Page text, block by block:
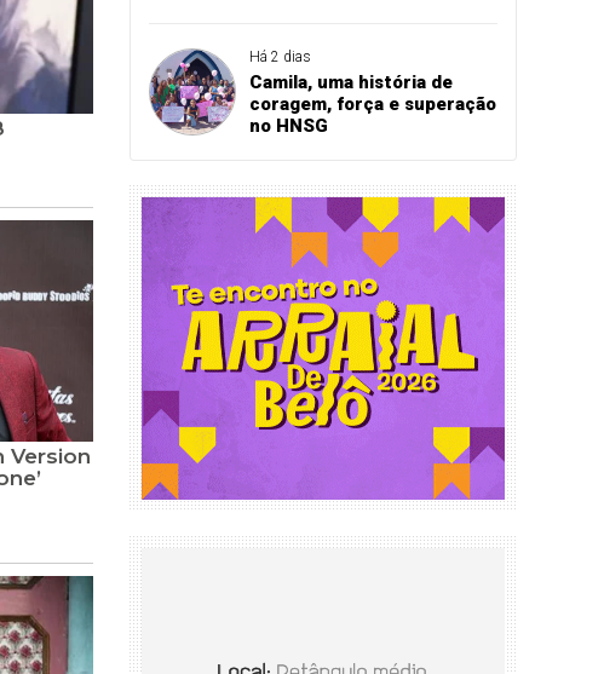
Há 2 dias
Camila, uma história de
coragem, força e superação
no HNSG